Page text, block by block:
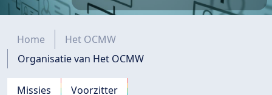
Kruimelpad
Home
Het OCMW
Organisatie van Het OCMW
Navigation principale
Missies
Voorzitter